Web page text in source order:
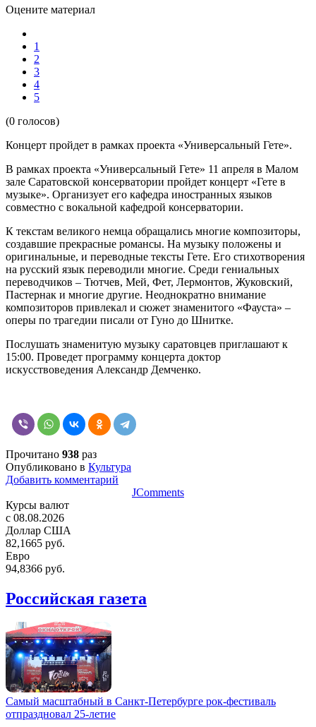
Оцените материал
1
2
3
4
5
(0 голосов)
Концерт пройдет в рамках проекта «Универсальный Гете».
В рамках проекта «Универсальный Гете» 11 апреля в Малом
зале Саратовской консерватории пройдет концерт «Гете в
музыке». Организует его кафедра иностранных языков
совместно с вокальной кафедрой консерватории.
К текстам великого немца обращались многие композиторы,
создавшие прекрасные романсы. На музыку положены и
оригинальные, и переводные тексты Гете. Его стихотворения
на русский язык переводили многие. Среди гениальных
переводчиков – Тютчев, Мей, Фет, Лермонтов, Жуковский,
Пастернак и многие другие. Неоднократно внимание
композиторов привлекал и сюжет знаменитого «Фауста» –
оперы по трагедии писали от Гуно до Шнитке.
Послушать знаменитую музыку саратовцев приглашают к
15:00. Проведет программу концерта доктор
искусствоведения Александр Демченко.
Прочитано 938 раз
Опубликовано в Культура
Добавить комментарий
JComments
Курсы валют
c 08.08.2026
Доллар США
82,1665 руб.
Евро
94,8366 руб.
Российская газета
Самый масштабный в Санкт-Петербурге рок-фестиваль
отпраздновал 25-летие